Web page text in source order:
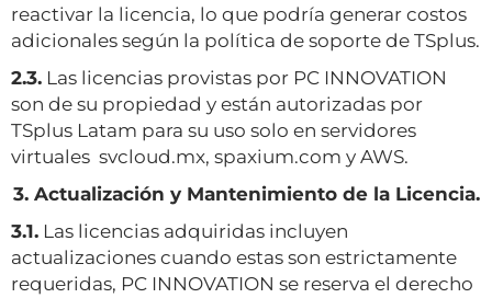
reactivar la licencia, lo que podría generar costos
adicionales según la política de soporte de TSplus.
2.3. Las licencias provistas por PC INNOVATION
son de su propiedad y están autorizadas por
TSplus Latam para su uso solo en servidores
virtuales svcloud.mx, spaxium.com y AWS.
3. Actualización y Mantenimiento de la Licencia.
3.1. Las licencias adquiridas incluyen
actualizaciones cuando estas son estrictamente
requeridas, PC INNOVATION se reserva el derecho